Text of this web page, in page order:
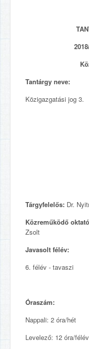
Tantárgy neve:
Közigazgatási jog 3.
Tárgyfelelős: Dr.
Közreműködő
Zsolt
Javasolt félév:
6. félév - tavaszi
Óraszám:
Nappali: 2 óra/hét
Levelező: 12 óra/félév